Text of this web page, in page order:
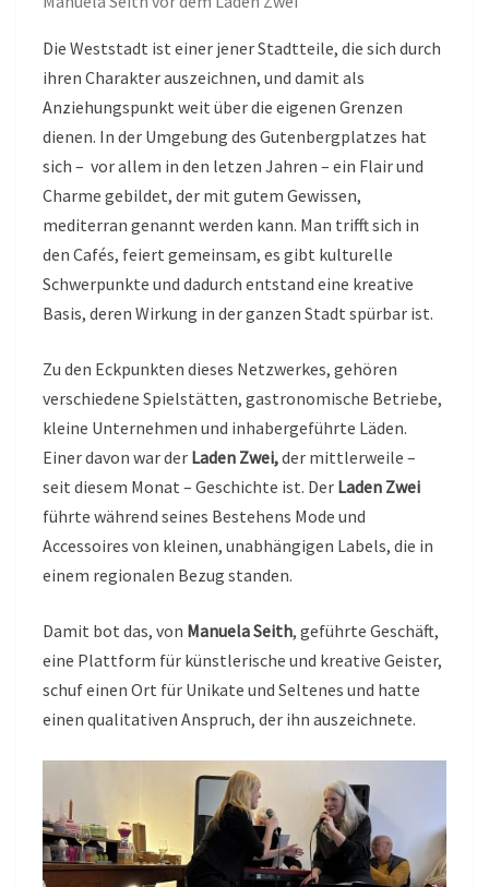
Die Weststadt ist einer jener Stadtteile, die sich durch
ihren Charakter auszeichnen, und damit als
Anziehungspunkt weit über die eigenen Grenzen
dienen. In der Umgebung des Gutenbergplatzes hat
sich – vor allem in den letzen Jahren – ein Flair und
Charme gebildet, der mit gutem Gewissen,
mediterran genannt werden kann. Man trifft sich in
den Cafés, feiert gemeinsam, es gibt kulturelle
Schwerpunkte und dadurch entstand eine kreative
Basis, deren Wirkung in der ganzen Stadt spürbar ist.
Zu den Eckpunkten dieses Netzwerkes, gehören
verschiedene Spielstätten, gastronomische Betriebe,
kleine Unternehmen und inhabergeführte Läden.
Einer davon war der Laden Zwei,der mittlerweile –
seit diesem Monat – Geschichte ist. Der Laden Zwei
führte während seines Bestehens Mode und
Accessoires von kleinen, unabhängigen Labels, die in
einem regionalen Bezug standen.
Damit bot das, von Manuela Seith, geführte Geschäft,
eine Plattform für künstlerische und kreative Geister,
schuf einen Ort für Unikate und Seltenes und hatte
einen qualitativen Anspruch, der ihn auszeichnete.